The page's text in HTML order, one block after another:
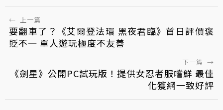
← 上一篇
要翻車了？《艾爾登法環 黑夜君臨》首日評價褒
貶不一 單人遊玩極度不友善
下一篇 →
《劍星》公開PC試玩版！提供女忍者服嚐鮮 最佳
化獲網一致好評